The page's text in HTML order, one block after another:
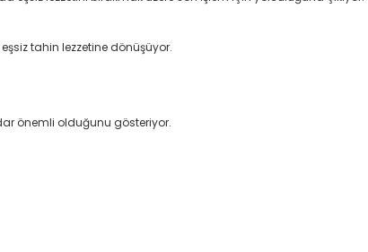
tahin lezzetine dönüşüyor.
önemli olduğunu gösteriyor.